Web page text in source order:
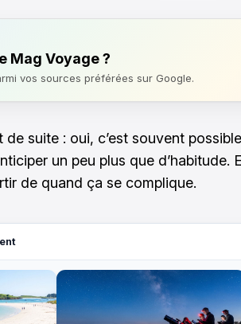
Mag Voyage ?
vos sources préférées sur Google.
suite : oui, c’est souvent
un peu plus que d’habitude.
de quand ça se complique.